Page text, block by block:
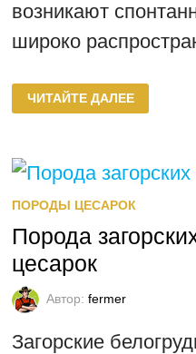
возникают
широко
КРЕМОВАЯ
ПОРОДА
ЦЕСАРОК
ЧИТАЙТЕ ДАЛЕЕ
ПОРОДЫ ЦЕСАРОК
Порода
цесарок
Автор: fermer
Загорские